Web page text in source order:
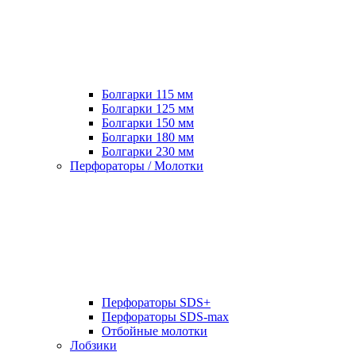
Болгарки 115 мм
Болгарки 125 мм
Болгарки 150 мм
Болгарки 180 мм
Болгарки 230 мм
Перфораторы / Молотки
Перфораторы SDS+
Перфораторы SDS-max
Отбойные молотки
Лобзики